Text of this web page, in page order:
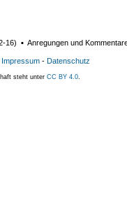
16) ▪ Anregungen und
Impressum - Datenschutz
steht unter CC BY 4.0